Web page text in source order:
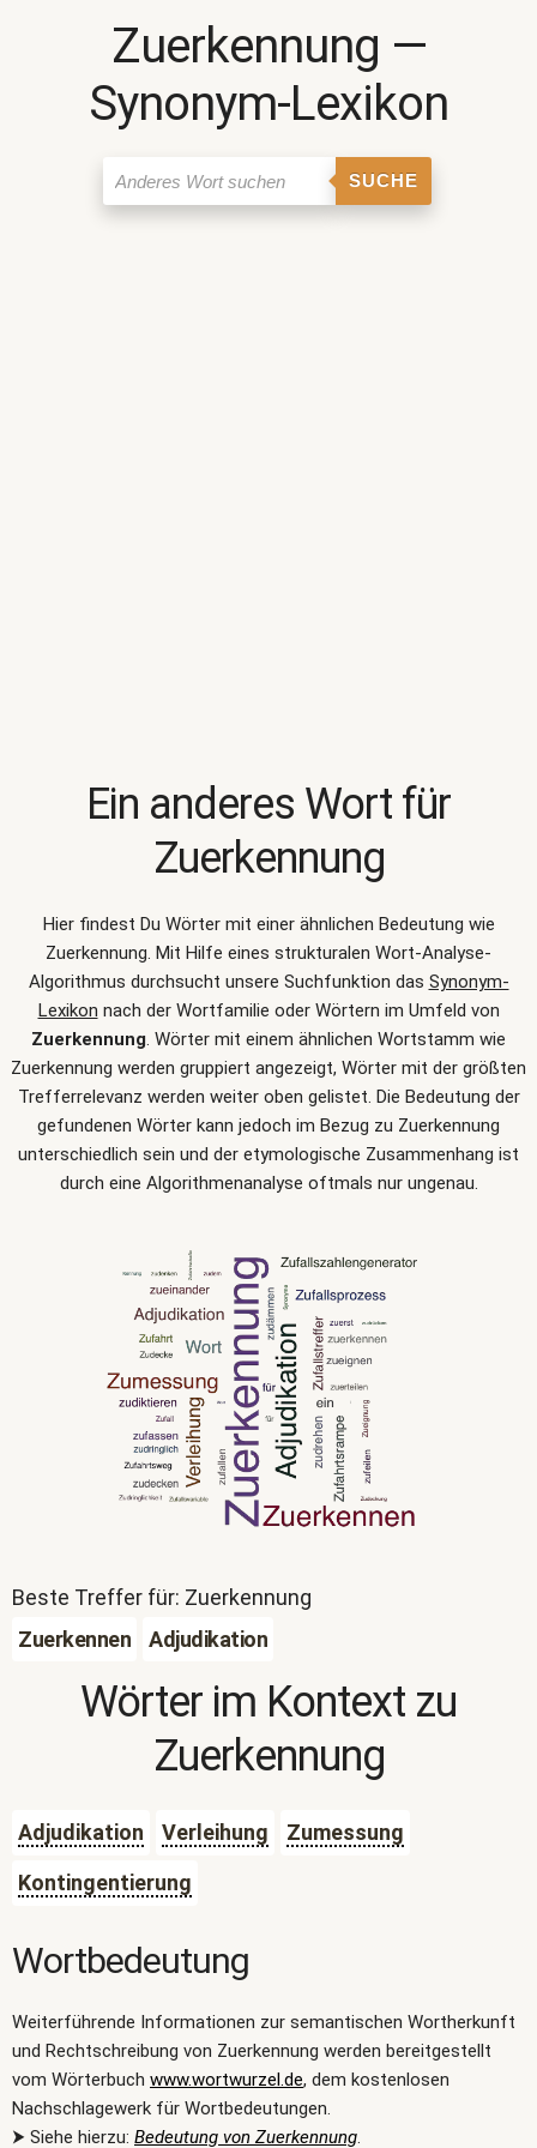
Zuerkennung ―
Synonym-Lexikon
SUCHE
Ein anderes Wort für
Zuerkennung
Hier findest Du Wörter mit einer ähnlichen Bedeutung wie
Zuerkennung. Mit Hilfe eines strukturalen Wort-Analyse-
Algorithmus durchsucht unsere Suchfunktion das Synonym-
Lexikon nach der Wortfamilie oder Wörtern im Umfeld von
Zuerkennung. Wörter mit einem ähnlichen Wortstamm wie
Zuerkennung werden gruppiert angezeigt, Wörter mit der größten
Trefferrelevanz werden weiter oben gelistet. Die Bedeutung der
gefundenen Wörter kann jedoch im Bezug zu Zuerkennung
unterschiedlich sein und der etymologische Zusammenhang ist
durch eine Algorithmenanalyse oftmals nur ungenau.
Beste Treffer für: Zuerkennung
Zuerkennen
Adjudikation
Wörter im Kontext zu
Zuerkennung
Adjudikation Verleihung
Zumessung
Kontingentierung
Wortbedeutung
Weiterführende Informationen zur semantischen Wortherkunft
und Rechtschreibung von Zuerkennung werden bereitgestellt
vom Wörterbuch www.wortwurzel.de, dem kostenlosen
Nachschlagewerk für Wortbedeutungen.
⮞ Siehe hierzu: Bedeutung von Zuerkennung.